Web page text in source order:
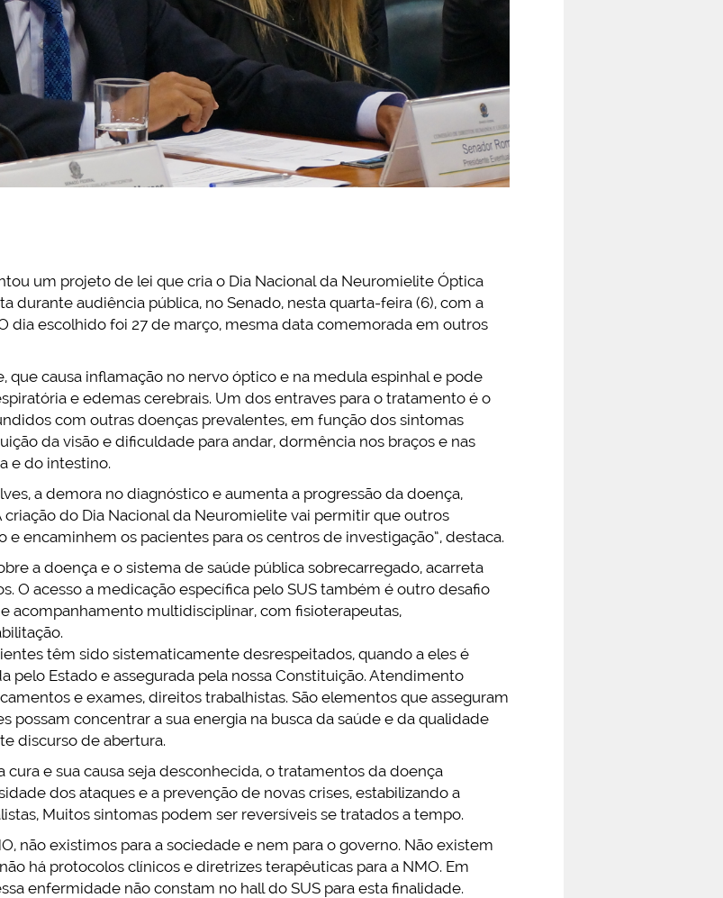
um projeto de lei que cria o Dia Nacional da Neuromielite Óptica
durante audiência pública, no Senado, nesta quarta-feira (6), com a
dia escolhido foi 27 de março, mesma data comemorada em outros
que causa inflamação no nervo óptico e na medula espinhal e pode
e edemas cerebrais. Um dos entraves para o tratamento é o
com outras doenças prevalentes, em função dos sintomas
da visão e dificuldade para andar, dormência nos braços e nas
e do intestino.
a demora no diagnóstico e aumenta a progressão da doença,
criação do Dia Nacional da Neuromielite vai permitir que outros
encaminhem os pacientes para os centros de investigação”, destaca.
a doença e o sistema de saúde pública sobrecarregado, acarreta
O acesso a medicação específica pelo SUS também é outro desafio
acompanhamento multidisciplinar, com fisioterapeutas,
têm sido sistematicamente desrespeitados, quando a eles é
pelo Estado e assegurada pela nossa Constituição. Atendimento
e exames, direitos trabalhistas. São elementos que asseguram
possam concentrar a sua energia na busca da saúde e da qualidade
discurso de abertura.
e sua causa seja desconhecida, o tratamentos da doença
dos ataques e a prevenção de novas crises, estabilizando a
Muitos sintomas podem ser reversíveis se tratados a tempo.
não existimos para a sociedade e nem para o governo. Não existem
há protocolos clínicos e diretrizes terapêuticas para a NMO. Em
enfermidade não constam no hall do SUS para esta finalidade.